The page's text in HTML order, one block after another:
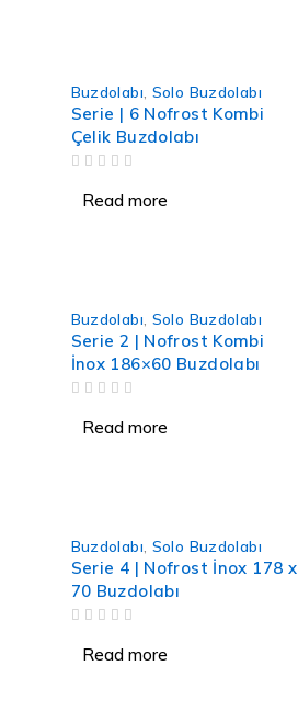
Buzdolabı Solo Buzdolabı
Serie | 6 Nofrost Kombi
Çelik Buzdolabı
Read more
Buzdolabı Solo Buzdolabı
Serie 2 | Nofrost Kombi
İnox 186×60 Buzdolabı
Read more
Buzdolabı Solo Buzdolabı
Serie 4 | Nofrost İnox 178 x
70 Buzdolabı
Read more